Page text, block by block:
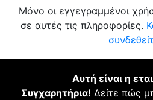
Μόνο οι εγγεγραμμένοι
σε αυτές τις πληροφορίες.
Αυτή είναι η
Συγχαρητήρια! Δείτε πώς